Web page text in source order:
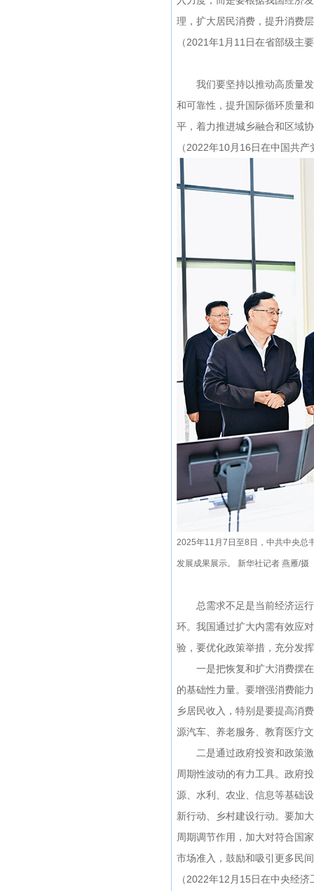
理，扩大居民消费，提升消费
（2021年1月11日在省部级主
我们要坚持以推动高质量发
和可靠性，提升国际循环质量
平，着力推进城乡融合和区域
（2022年10月16日在中国共
2025年11月7日至8日，中共中央总
发展成果展示。 新华社记者 燕雁/摄
总需求不足是当前经济运行
环。我国通过扩大内需有效应
验，要优化政策举措，充分发
一是把恢复和扩大消费摆在
的基础性力量。要增强消费能
乡居民收入，特别是要提高消
源汽车、养老服务、教育医疗
二是通过政府投资和政策激
周期性波动的有力工具。政府
源、水利、农业、信息等基础
新行动、乡村建设行动。要加
周期调节作用，加大对符合国
市场准入，鼓励和吸引更多民
（2022年12月15日在中央经